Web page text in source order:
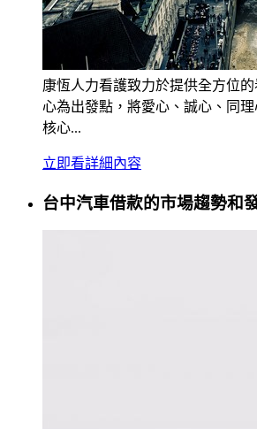
康恆人力看護致力於提供全方位
心為出發點，將愛心、誠心、同
核心...
立即看詳細內容
台中汽車借款的市場趨勢和